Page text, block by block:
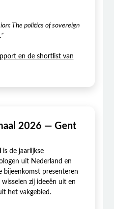
The politics of sovereign
en de shortlist van
2026 — Gent
is de jaarlijkse
uit Nederland en
bijeenkomst presenteren
zij ideeën uit en
het vakgebied.